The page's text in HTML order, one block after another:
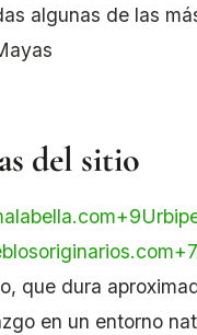
algunas de las
del sitio
+9
+7
que dura
en un entorno